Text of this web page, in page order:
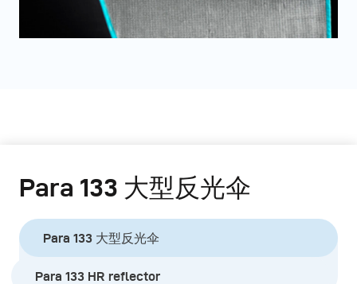
Para 133 大型反光伞
Para 133 大型反光伞
Para 133 HR reflector